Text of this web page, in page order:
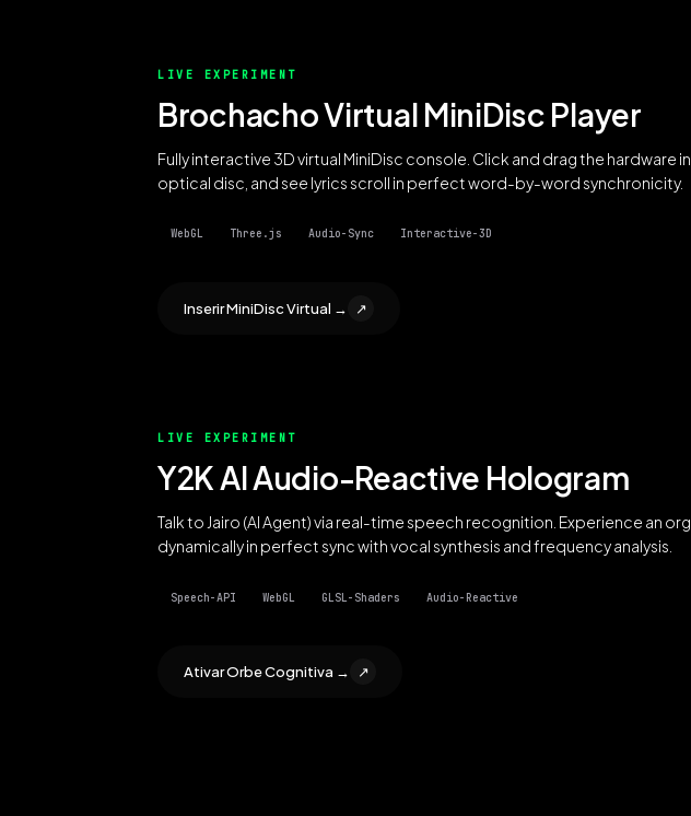
LIVE EXPERIMENT
Brochacho Virtual MiniDisc Player
Fully interactive 3D virtual MiniDisc console. Click and drag the
optical disc, and see lyrics scroll in perfect word-by-word synchronicity.
WebGL Three.js Audio-Sync Interactive-3D
Inserir MiniDisc Virtual → ↗
LIVE EXPERIMENT
Y2K AI Audio-Reactive Hologram
Talk to Jairo (AI Agent) via real-time speech recognition. Experience an
dynamically in perfect sync with vocal synthesis and frequency analysis.
Speech-API WebGL GLSL-Shaders Audio-Reactive
Ativar Orbe Cognitiva → ↗